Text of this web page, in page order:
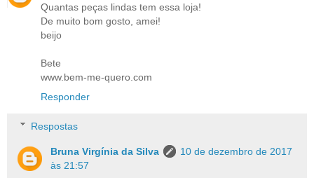
Quantas peças lindas tem essa loja!
De muito bom gosto, amei!
beijo
Bete
www.bem-me-quero.com
Responder
Respostas
Bruna Virgínia da Silva
10 de dezembro de 2017
às 21:57